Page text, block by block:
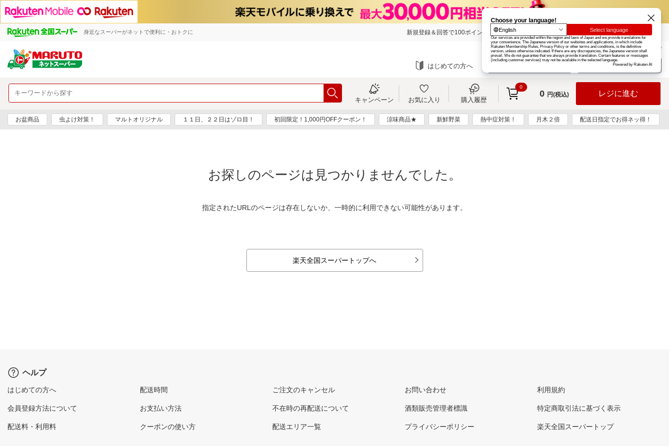
身近なスーパーがネットで便利に・おトクに 新規登録＆回答で100ポイント! 楽天グループ カード
お知らせ ヘルプ
はじめての方へ ログイン
キャンペーン お気に入り 購入履歴
0
0 円(税込) レジに進む
お盆商品 虫よけ対策！ マルトオリジナル １１日、２２日はゾロ目！ 初回限定！1,000円OFFクーポン！ 涼味商品★ 新鮮野菜 熱中症対策！ 月木２倍 配送日指定でお得ネッ得！
お探しのページは見つかりませんでした。
指定されたURLのページは存在しないか、一時的に利用できない可能性があります。
楽天全国スーパートップへ
ヘルプ
はじめての方へ
会員登録方法について
配送料・利用料
配送時間
お支払い方法
クーポンの使い方
ご注文のキャンセル
不在時の再配送について
配送エリア一覧
お問い合わせ
酒類販売管理者標識
プライバシーポリシー
利用規約
特定商取引法に基づく表示
楽天全国スーパートップ